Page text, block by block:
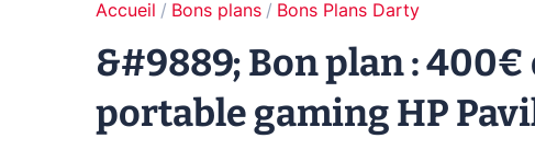
Accueil Bons plans Bons Plans Darty
&#9889; Bon plan :
portable gaming HP